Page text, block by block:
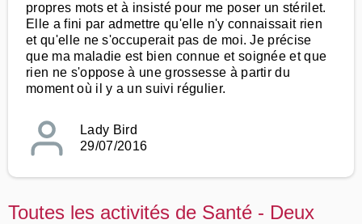
propres mots et à insisté pour me poser un stérilet.
Elle a fini par admettre qu'elle n'y connaissait rien
et qu'elle ne s'occuperait pas de moi. Je précise
que ma maladie est bien connue et soignée et que
rien ne s'oppose à une grossesse à partir du
moment où il y a un suivi régulier.
Lady Bird
29/07/2016
Toutes les activités de Santé - Deux